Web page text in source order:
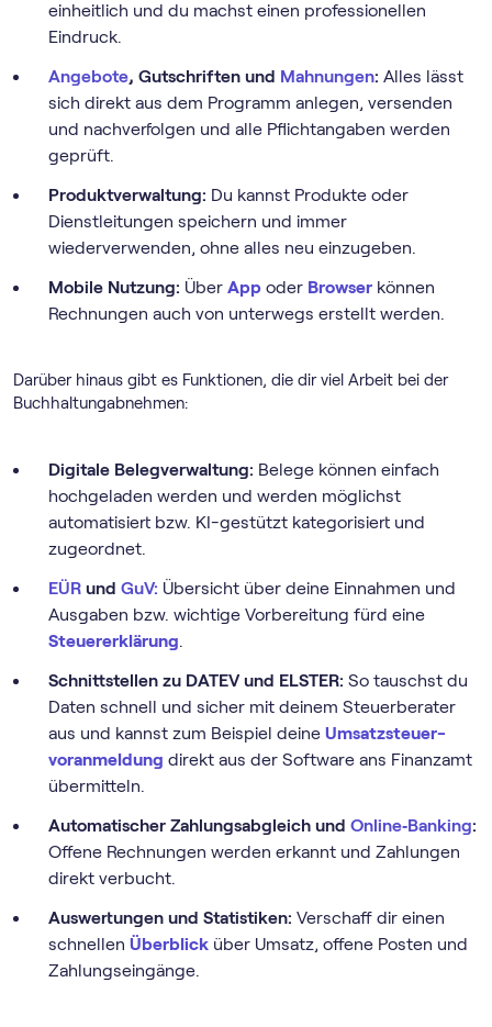
einheitlich und du machst einen professionellen
Eindruck.
Angebote, Gutschriften und Mahnungen: Alles lässt
sich direkt aus dem Programm anlegen, versenden
und nachverfolgen und alle Pflichtangaben werden
geprüft.
Produktverwaltung: Du kannst Produkte oder
Dienstleitungen speichern und immer
wiederverwenden, ohne alles neu einzugeben.
Mobile Nutzung: Über App oder Browser können
Rechnungen auch von unterwegs erstellt werden.
Darüber hinaus gibt es Funktionen, die dir viel Arbeit bei der
Buchhaltungabnehmen:
Digitale Belegverwaltung: Belege können einfach
hochgeladen werden und werden möglichst
automatisiert bzw. KI-gestützt kategorisiert und
zugeordnet.
EÜR und GuV: Übersicht über deine Einnahmen und
Ausgaben bzw. wichtige Vorbereitung fürd eine
Steuererklärung.
Schnittstellen zu DATEV und ELSTER: So tauschst du
Daten schnell und sicher mit deinem Steuerberater
aus und kannst zum Beispiel deine Umsatz­steuer­
voranmeldung direkt aus der Software ans Finanzamt
übermitteln.
Automatischer Zahlungsabgleich und Online‑Banking:
Offene Rechnungen werden erkannt und Zahlungen
direkt verbucht.
Auswertungen und Statistiken: Verschaff dir einen
schnellen Überblick über Umsatz, offene Posten und
Zahlungseingänge.